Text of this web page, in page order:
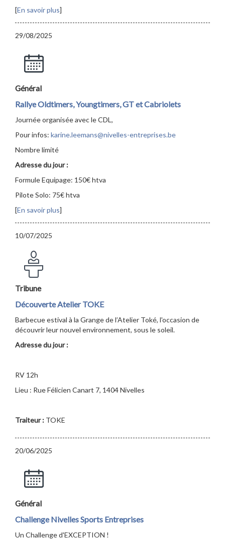
[En savoir plus]
29/08/2025
Général
Rallye Oldtimers, Youngtimers, GT et Cabriolets
Journée organisée avec le CDL,
Pour infos: karine.leemans@nivelles-entreprises.be
Nombre limité
Adresse du jour :
Formule Equipage: 150€ htva
Pilote Solo: 75€ htva
[En savoir plus]
10/07/2025
Tribune
Découverte Atelier TOKE
Barbecue estival à la Grange de l’Atelier Toké, l'occasion de
découvrir leur nouvel environnement, sous le soleil.
Adresse du jour :
RV 12h
Lieu : Rue Félicien Canart 7, 1404 Nivelles
Traiteur : TOKE
20/06/2025
Général
Challenge Nivelles Sports Entreprises
Un Challenge d'EXCEPTION !